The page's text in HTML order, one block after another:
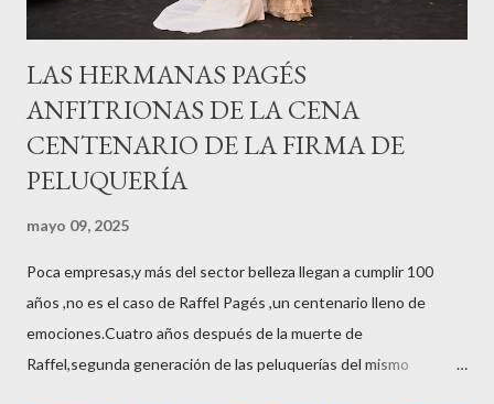
LAS HERMANAS PAGÉS
ANFITRIONAS DE LA CENA
CENTENARIO DE LA FIRMA DE
PELUQUERÍA
mayo 09, 2025
Poca empresas,y más del sector belleza llegan a cumplir 100
años ,no es el caso de Raffel Pagés ,un centenario lleno de
emociones.Cuatro años después de la muerte de
Raffel,segunda generación de las peluquerías del mismo